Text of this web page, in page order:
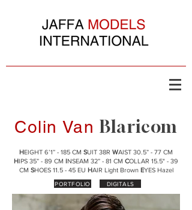
Colin Van Blaricom
HEIGHT 6’1” - 185 CM SUIT 38R WAIST 30.5” - 77 CM
HIPS 35” - 89 CM INSEAM 32” - 81 CM COLLAR 15.5" - 39
CM SHOES 11.5 - 45 EU HAIR Light Brown EYES Hazel
PORTFOLIO DIGITALS